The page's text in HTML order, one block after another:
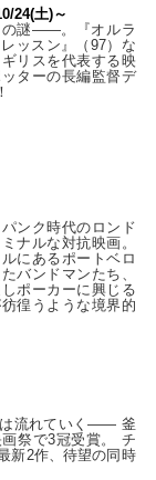
24(土)～
の謎――。『オルラ
ッスン』（97）な
リスを代表する映
ターの長編監督デ
ンク時代のロンド
ナルな対抗映画。
にあるポートベロ
バンドマンたち、
ポーカーに興じる
徨うような境界的
は流れていく—— 釜
祭で3冠受賞。 チ
新2作、待望の同時